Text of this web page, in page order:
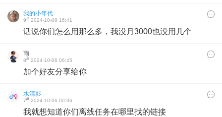
我的小年代
9# 2024-10-08 16:41
话说你们怎么用那么多，我没月3000也没用几个
雨
8# 2024-10-06 06:45
加个好友分享给你
水清影
7# 2024-10-06 00:06
我就想知道你们离线任务在哪里找的链接